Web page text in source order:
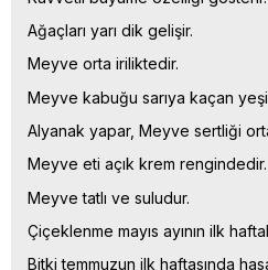
Ağaçları yarı dik gelişir.
Meyve orta iriliktedir.
Meyve kabuğu sarıya kaçan
Alyanak yapar, Meyve sertliği
Meyve eti açık krem rengindedir.
Meyve tatlı ve suludur.
Çiçeklenme mayıs ayının ilk
Bitki temmuzun ilk haftasında